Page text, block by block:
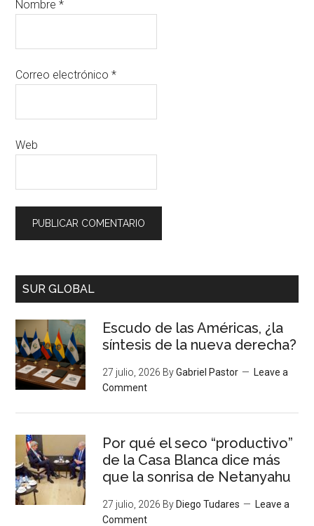
Nombre*
Correo electrónico*
Web
SUR GLOBAL
Escudo de las Américas, ¿la
síntesis de la nueva derecha?
27 julio, 2026 ByGabriel Pastor
Leave a
Comment
Por qué el seco “productivo”
de la Casa Blanca dice más
que la sonrisa de Netanyahu
27 julio, 2026 By Diego Tudares
Leave a
Comment